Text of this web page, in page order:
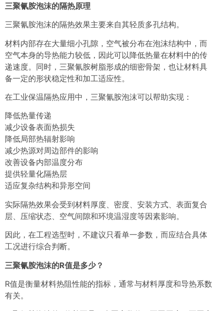
三聚氰胺泡沫的隔热原理
三聚氰胺泡沫的隔热效果主要来自其轻质多孔结构。
材料内部存在大量细小孔隙，空气被分布在泡沫结构中，而
空气本身的导热能力较低，因此可以降低热量在材料中的传
递速度。同时，三聚氰胺树脂形成的细密骨架，也让材料具
备一定的形状稳定性和加工适应性。
在工业保温隔热应用中，三聚氰胺泡沫可以帮助实现：
降低热量传递
减少设备表面热损失
降低局部热辐射影响
减少热源对周边部件的影响
改善设备内部温度分布
提供轻量化隔热层
适应复杂结构和异形空间
实际隔热效果会受到材料厚度、密度、安装方式、表面复合
层、压缩状态、空气间隙和环境温湿度等因素影响。
因此，在工程选型时，不建议只看单一参数，而应结合具体
工况进行综合判断。
三聚氰胺泡沫的R值是多少？
R值是衡量材料热阻性能的指标，通常与材料厚度和导热系数
有关。